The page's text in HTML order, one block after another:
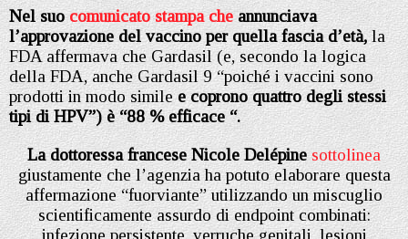
Nel suocomunicato stampa che annunciava
l’approvazione del vaccino per quella fascia d’età,la
FDA affermava che Gardasil (e, secondo la logica
della FDA, anche Gardasil 9 “poiché i vaccini sono
prodotti in modo similee coprono quattro degli stessi
tipi di HPV”) è “88 % efficace “.
La dottoressa francese Nicole Delépine sottolinea
giustamente che l’agenzia ha potuto elaborare questa
affermazione “fuorviante” utilizzando un miscuglio
scientificamente assurdo di endpoint combinati:
infezione persistente, verruche genitali, lesioni